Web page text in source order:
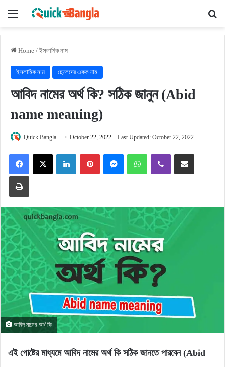
Menu
Home / ইসলামিক নাম
ইসলামিক নাম ছেলেদের একক নাম
আবিদ নামের অর্থ কি? সঠিক জানুন (Abid
name meaning)
Quick Bangla October 22, 2022 Last Updated: October 22, 2022
FacebookX LinkedInPinterestMessengerWhatsAppViber Share via Email
Print
আবিদ নামের অর্থ কি
এই পোষ্টের মাধ্যমে আবিদ নামের অর্থ কি সঠিক জানতে পারবেন (Abid